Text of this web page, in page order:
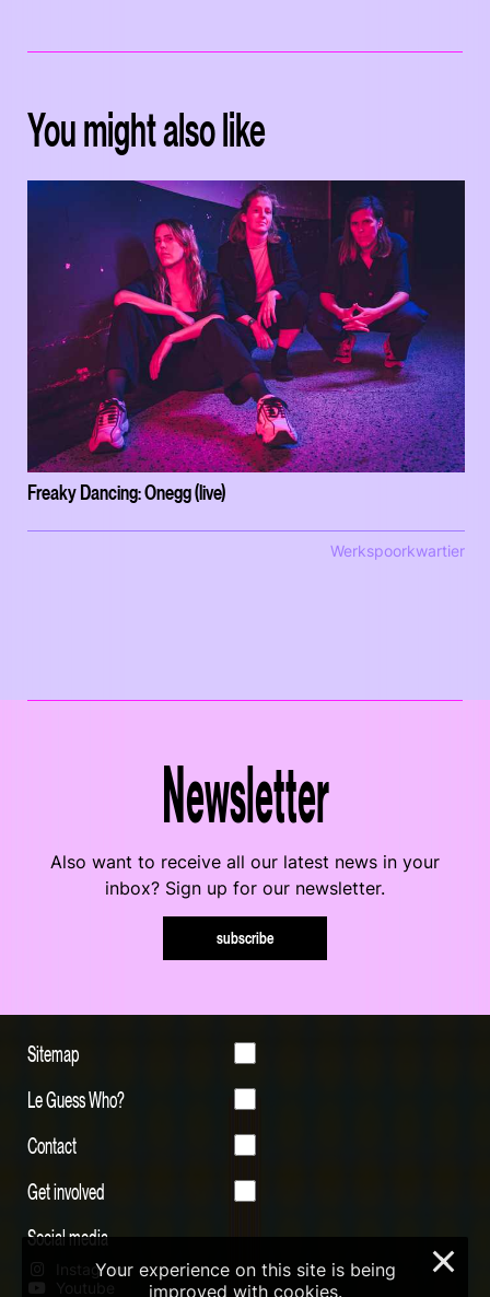
You might also like
Freaky Dancing: Onegg (live)
Werkspoorkwartier
Newsletter
Also want to receive all our latest news in your
inbox? Sign up for our newsletter.
subscribe
Sitemap
Le Guess Who?
Contact
Get involved
Social media
Instagram
Youtube
Your experience on this site is being
improved with cookies.
×